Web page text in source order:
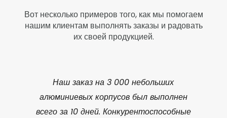
Вот несколько примеров того, как мы помогаем
нашим клиентам выполнять заказы и радовать
их своей продукцией.
Наш заказ на 3 000 небольших
алюминиевых корпусов был выполнен
всего за 10 дней. Конкурентоспособные